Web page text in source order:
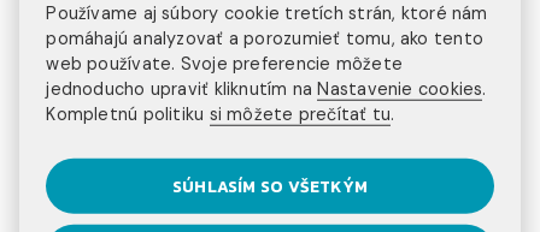
DÁ SA PRACOVAŤ V
AUSTRÁLII AJ BEZ
ŠTÚDIA?
Používame aj súbory cookie tretích strán, ktoré nám
pomáhajú analyzovať a porozumieť tomu, ako tento
web používate. Svoje preferencie môžete
jednoducho upraviť kliknutím naNastavenie cookies.
Kompletnú politiku si môžete prečítať tu.
SÚHLASÍM SO VŠETKÝM